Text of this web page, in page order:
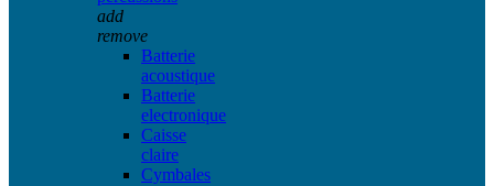
add
remove
Batterie
acoustique
Batterie
electronique
Caisse
claire
Cymbales